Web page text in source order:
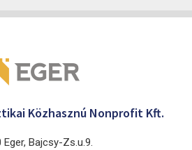
Közhasznú Nonprofit Kft.
Eger, Bajcsy-Zs.u.9.